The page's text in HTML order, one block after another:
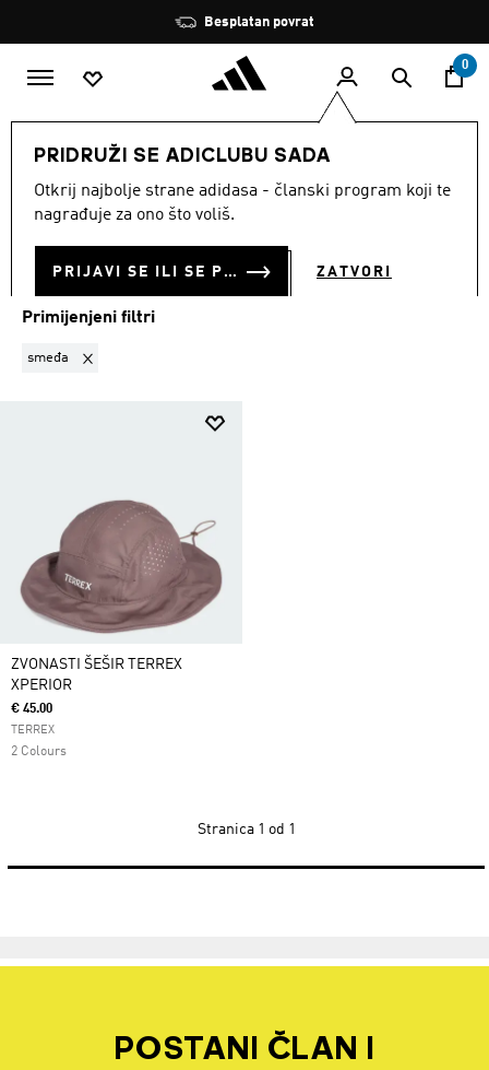
Zaustavi
rotaciju
Besplatan povrat
0
PRIDRUŽI SE ADICLUBU SADA
Otkrij najbolje strane adidasa - članski program koji te
nagrađuje za ono što voliš.
PRIJAVI SE ILI SE PRIDRUŽI SADA ZATVORI
MUŠKARCI Sportovi Planinarenje
SMEĐA·DODACI
Primijenjeni filtri
smeđa Ukloni filter Trenutno filtrirano prema BOJA: smeđa
ZVONASTI ŠEŠIR TERREX
XPERIOR
€ 45.00
TERREX
2 Colours
Stranica 1 od 1
POSTANI ČLAN I